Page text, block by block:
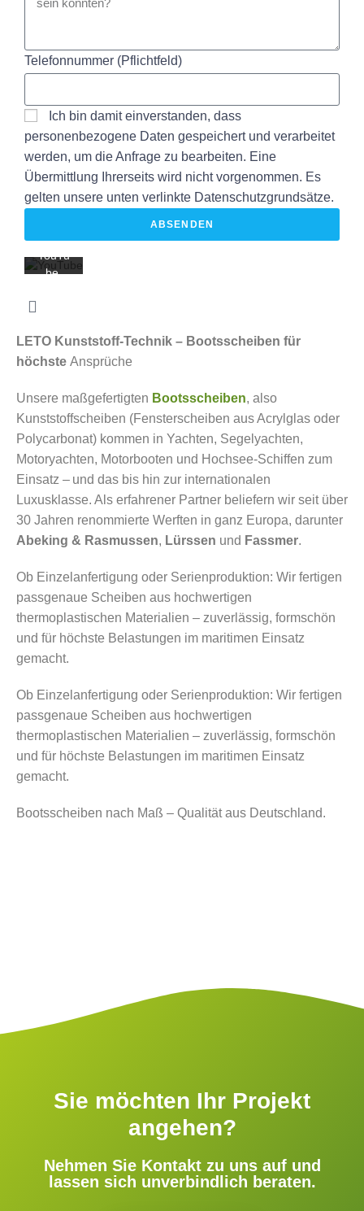
Telefonnummer (Pflichtfeld)
Ich bin damit einverstanden, dass
personenbezogene Daten gespeichert und verarbeitet
werden, um die Anfrage zu bearbeiten. Eine
Übermittlung Ihrerseits wird nicht vorgenommen. Es
gelten unsere unten verlinkte Datenschutzgrundsätze.
ABSENDEN
Mit
dem
Videos
akzept
ieren
Sie die
schutz
ng von
YouTu
be.
Video
YouTub
e immer
entsper
ren
LETO Kunststoff-Technik – Bootsscheiben für
höchste Ansprüche
Unsere maßgefertigten Bootsscheiben, also
Kunststoffscheiben (Fensterscheiben aus Acrylglas oder
Polycarbonat) kommen in Yachten, Segelyachten,
Motoryachten, Motorbooten und Hochsee-Schiffen zum
Einsatz – und das bis hin zur internationalen
Luxusklasse. Als erfahrener Partner beliefern wir seit über
30 Jahren renommierte Werften in ganz Europa, darunter
Abeking & Rasmussen, Lürssen und Fassmer.
Ob Einzelanfertigung oder Serienproduktion: Wir fertigen
passgenaue Scheiben aus hochwertigen
thermoplastischen Materialien – zuverlässig, formschön
und für höchste Belastungen im maritimen Einsatz
gemacht.
Ob Einzelanfertigung oder Serienproduktion: Wir fertigen
passgenaue Scheiben aus hochwertigen
thermoplastischen Materialien – zuverlässig, formschön
und für höchste Belastungen im maritimen Einsatz
gemacht.
Bootsscheiben nach Maß – Qualität aus Deutschland.
Sie möchten Ihr Projekt
angehen?
Nehmen Sie Kontakt zu uns auf und
lassen sich unverbindlich beraten.